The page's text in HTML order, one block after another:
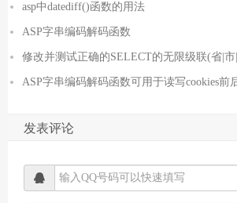
asp中datediff()函数的用法
ASP字串编码解码函数
修改并测试正确的SELECT的无限级联(省|市
ASP字串编码解码函数可用于读写cookies前
发表评论